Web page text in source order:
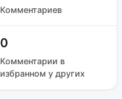
Комментариев
0
Комментарии в
избранном у других